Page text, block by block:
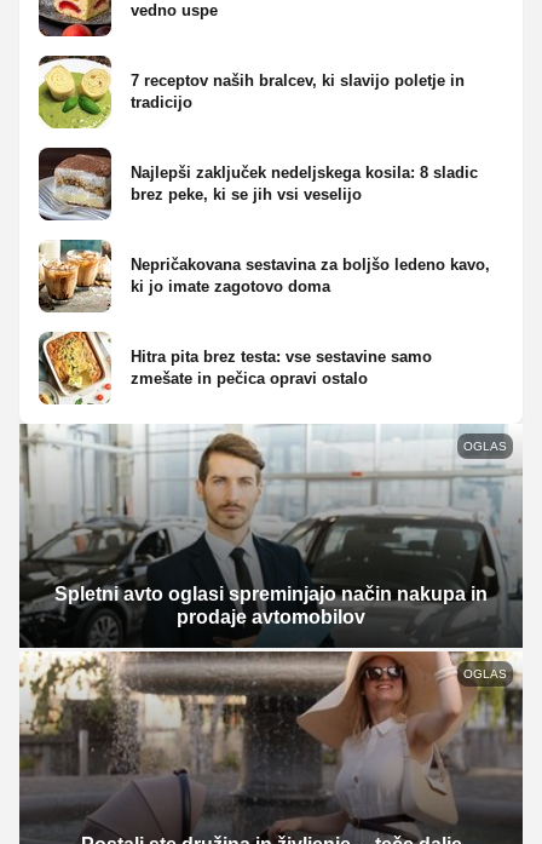
vedno uspe
7 receptov naših bralcev, ki slavijo poletje in
tradicijo
Najlepši zaključek nedeljskega kosila: 8 sladic
brez peke, ki se jih vsi veselijo
Nepričakovana sestavina za boljšo ledeno kavo,
ki jo imate zagotovo doma
Hitra pita brez testa: vse sestavine samo
zmešate in pečica opravi ostalo
OGLAS
Spletni avto oglasi spreminjajo način nakupa in
prodaje avtomobilov
OGLAS